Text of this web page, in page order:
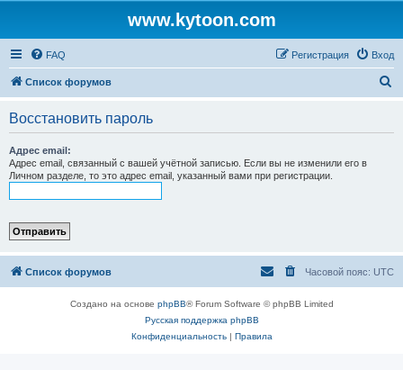
www.kytoon.com
FAQ Вход
Регистрация
Список форумов
Восстановить пароль
Адрес email:
Адрес email, связанный с вашей учётной записью. Если вы не изменили его в
Личном разделе, то это адрес email, указанный вами при регистрации.
Список форумов Часовой пояс: UTC
Создано на основе phpBB® Forum Software © phpBB Limited
Русская поддержка phpBB
Конфиденциальность| Правила